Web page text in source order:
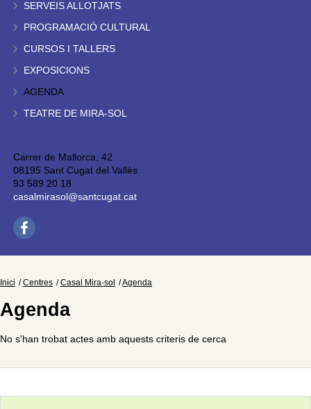
SERVEIS ALLOTJATS
PROGRAMACIÓ CULTURAL
CURSOS I TALLERS
EXPOSICIONS
AGENDA
TEATRE DE MIRA-SOL
Carrer de Mallorca, 42
08195 Sant Cugat del Vallès
93 589 20 18
casalmirasol@santcugat.cat
Inici Centres Casal Mira-sol Agenda
Agenda
No s'han trobat actes amb aquests criteris de cerca